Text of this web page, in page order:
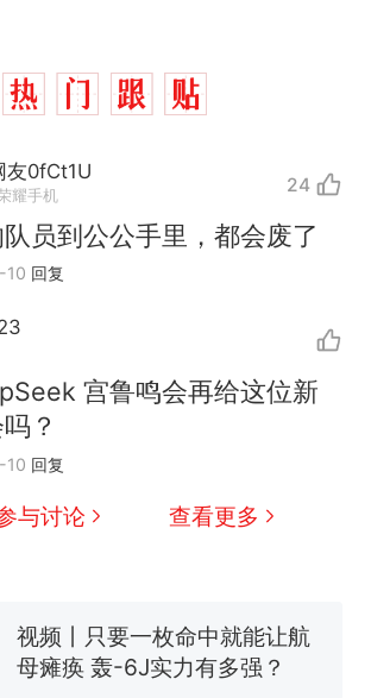
友0fCt1U
耀手机 24
员到公公手里，都会废了
10 回复
宫鲁鸣会再给这位新
？
10 回复
与讨论 查看更多
热 十多万人报名的考试，成绩
全部作废，公平么？
新 全球唯一没有法定首都的国
国大使骑行绕了几乎整个国境
搬家报价570元，搬到楼下交
母瘫痪 轰-6J实力有多强？
空调24小时开着反而更省电？
电力部门回应